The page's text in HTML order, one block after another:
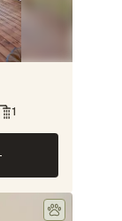
1